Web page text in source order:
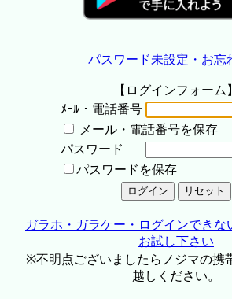
パスワード未設定・お忘
【ログインフォーム】
ﾒｰﾙ・電話番号
メール・電話番号を保存
パスワード
パスワードを保存
ガラホ・ガラケー・ログインできな
お試し下さい
※不明点ございましたらノジマの携
越しください。